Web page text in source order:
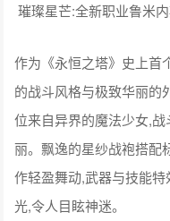
璀璨星芒:全新职业鲁米
作为《永恒之塔》史上首
的战斗风格与极致华丽的
位来自异界的魔法少女,
丽。飘逸的星纱战袍搭配
作轻盈舞动,武器与技能
光,令人目眩神迷。